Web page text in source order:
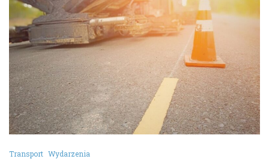
Transport Wydarzenia